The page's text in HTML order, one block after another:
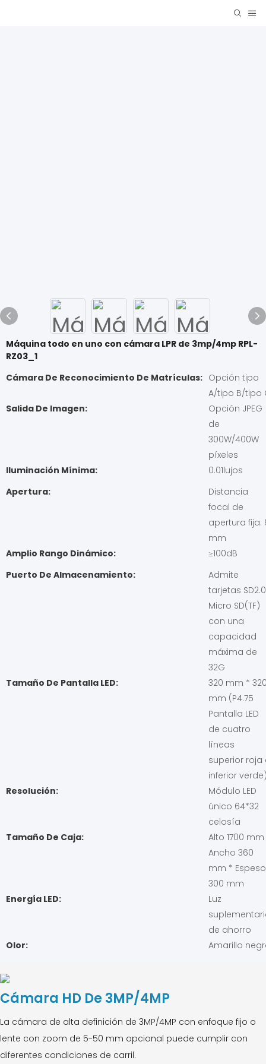
Máquina todo en uno con cámara LPR de 3mp/4mp RPL-
RZ03_1
Cámara De Reconocimiento De Matrículas: Opción tipo
A/tipo B/tipo
Salida De Imagen:
Opción JPEG
de
300W/400W
píxeles
Iluminación Mínima:
0.01lujos
Apertura:
Distancia
focal de
apertura fija:
mm
Amplio Rango Dinámico:
≥100dB
Puerto De Almacenamiento:
Admite
tarjetas SD2.0
Micro SD(TF)
con una
capacidad
máxima de
32G
Tamaño De Pantalla LED:
320 mm *
mm (P4.75
Pantalla LED
de cuatro
líneas
superior roja
inferior
Resolución:
Módulo LED
único 64*32
celosía
Tamaño De Caja:
Alto 1700
Ancho 360
mm *
300 mm
Energía LED:
Luz
de ahorro
Olor:
Amarillo
Cámara HD De 3MP/4MP
La cámara de alta definición de 3MP/4MP con enfoque fijo o
lente con zoom de 5-50 mm opcional puede cumplir con
diferentes condiciones de carril.